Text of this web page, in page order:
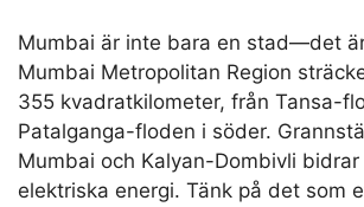
Vihar och Powai-sjöarna, perfekta
mitt i stadens brus!
Tittar du österut? Du kommer att se
kusten, en frodig 80-
till den mäktiga Westghats-platån.